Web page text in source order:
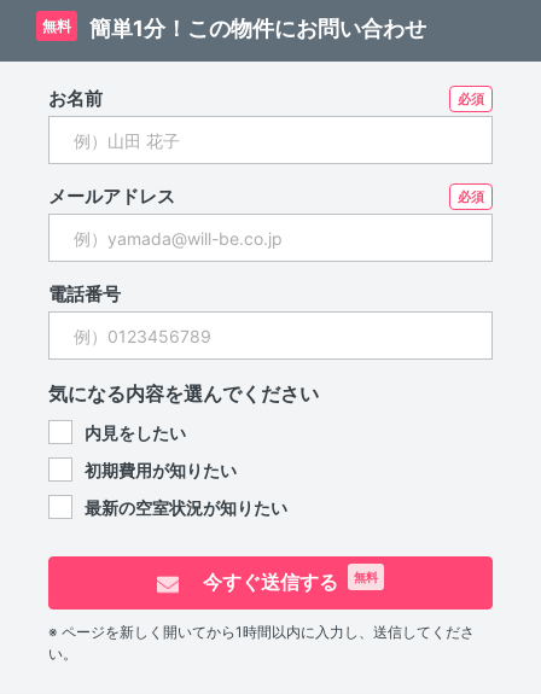
無料 簡単1分！この物件にお問い合わせ
お名前
メールアドレス
電話番号
気になる内容を選んでください
内見をしたい
初期費用が知りたい
最新の空室状況が知りたい
今すぐ送信する 無料
※ ページを新しく開いてから1時間以内に入力し、送信してくださ
い。